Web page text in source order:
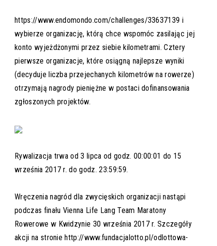
https://www.endomondo.com/challenges/33637139 i
wybierze organizację, którą chce wspomóc zasilając jej
konto wyjeżdżonymi przez siebie kilometrami. Cztery
pierwsze organizacje, które osiągną najlepsze wyniki
(decyduje liczba przejechanych kilometrów na rowerze)
otrzymają nagrody pieniężne w postaci dofinansowania
zgłoszonych projektów.
Rywalizacja trwa od 3 lipca od godz. 00:00:01 do 15
września 2017 r. do godz. 23:59:59.
Wręczenia nagród dla zwycięskich organizacji nastąpi
podczas finału Vienna Life Lang Team Maratony
Rowerowe w Kwidzynie 30 września 2017 r. Szczegóły
akcji na stroniehttp://www.fundacjalotto.pl/odlottowa-